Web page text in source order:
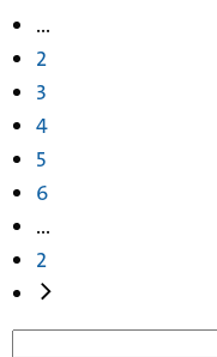
...
2
3
4
5
6
...
2